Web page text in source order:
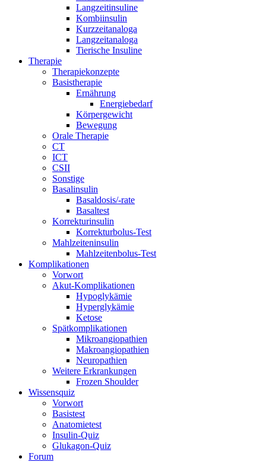
Langzeitinsuline
Kombiinsulin
Kurzzeitanaloga
Langzeitanaloga
Tierische Insuline
Therapie
Therapiekonzepte
Basistherapie
Ernährung
Energiebedarf
Körpergewicht
Bewegung
Orale Therapie
CT
ICT
CSII
Sonstige
Basalinsulin
Basaldosis/-rate
Basaltest
Korrekturinsulin
Korrekturbolus-Test
Mahlzeiteninsulin
Mahlzeitenbolus-Test
Komplikationen
Vorwort
Akut-Komplikationen
Hypoglykämie
Hyperglykämie
Ketose
Spätkomplikationen
Mikroangiopathien
Makroangiopathien
Neuropathien
Weitere Erkrankungen
Frozen Shoulder
Wissensquiz
Vorwort
Basistest
Anatomietest
Insulin-Quiz
Glukagon-Quiz
Forum